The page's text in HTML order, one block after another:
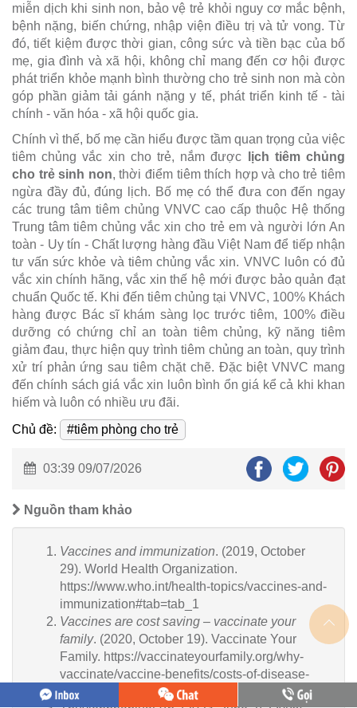
miễn dịch khi sinh non, bảo vệ trẻ khỏi nguy cơ mắc bệnh,
bệnh nặng, biến chứng, nhập viện điều trị và tử vong. Từ
đó, tiết kiệm được thời gian, công sức và tiền bạc của bố
mẹ, gia đình và xã hội, không chỉ mang đến cơ hội được
phát triển khỏe mạnh bình thường cho trẻ sinh non mà còn
góp phần giảm tải gánh nặng y tế, phát triển kinh tế - tài
chính - văn hóa - xã hội quốc gia.
Chính vì thế, bố mẹ cần hiểu được tầm quan trọng của việc
tiêm chủng vắc xin cho trẻ, nắm được
lịch tiêm chủng
cho trẻ sinh non, thời điểm tiêm thích hợp và cho trẻ tiêm
ngừa đầy đủ, đúng lịch. Bố mẹ có thể đưa con đến ngay
các trung tâm tiêm chủng VNVC cao cấp thuộc Hệ thống
Trung tâm tiêm chủng vắc xin cho trẻ em và người lớn An
toàn - Uy tín - Chất lượng hàng đầu Việt Nam để tiếp nhận
tư vấn sức khỏe và tiêm chủng vắc xin. VNVC luôn có đủ
vắc xin chính hãng, vắc xin thế hệ mới được bảo quản đạt
chuẩn Quốc tế. Khi đến tiêm chủng tại VNVC, 100% Khách
hàng được Bác sĩ khám sàng lọc trước tiêm, 100% điều
dưỡng có chứng chỉ an toàn tiêm chủng, kỹ năng tiêm
giảm đau, thực hiện quy trình tiêm chủng an toàn, quy trình
xử trí phản ứng sau tiêm chặt chẽ. Đặc biệt VNVC mang
đến chính sách giá vắc xin luôn bình ổn giá kể cả khi khan
hiếm và luôn có nhiều ưu đãi.
Chủ đề:
#tiêm phòng cho trẻ
03:39 09/07/2026
Nguồn tham khảo
Vaccines and immunization. (2019, October
29). World Health Organization.
https://www.who.int/health-topics/vaccines-and-
immunization#tab=tab_1
Vaccines are cost saving – vaccinate your
family. (2020, October 19). Vaccinate Your
Family. https://vaccinateyourfamily.org/why-
vaccinate/vaccine-benefits/costs-of-disease-
outbreaks/